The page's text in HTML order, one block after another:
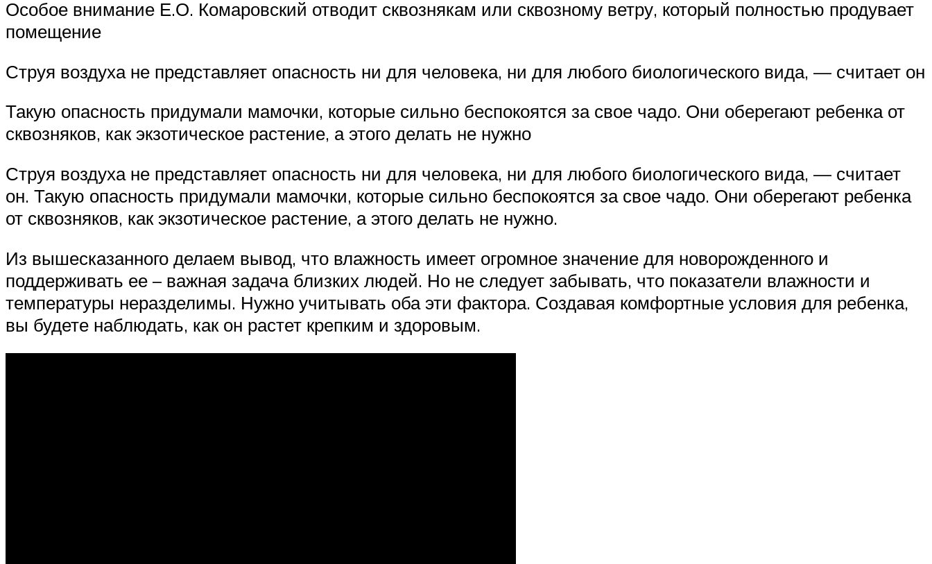
Особое внимание Е.О. Комаровский отводит сквознякам или сквозному ветру, который полностью продувает
помещение
Струя воздуха не представляет опасность ни для человека, ни для любого биологического вида, — считает он
Такую опасность придумали мамочки, которые сильно беспокоятся за свое чадо. Они оберегают ребенка от
сквозняков, как экзотическое растение, а этого делать не нужно
Струя воздуха не представляет опасность ни для человека, ни для любого биологического вида, — считает
он. Такую опасность придумали мамочки, которые сильно беспокоятся за свое чадо. Они оберегают ребенка
от сквозняков, как экзотическое растение, а этого делать не нужно.
Из вышесказанного делаем вывод, что влажность имеет огромное значение для новорожденного и
поддерживать ее – важная задача близких людей. Но не следует забывать, что показатели влажности и
температуры неразделимы. Нужно учитывать оба эти фактора. Создавая комфортные условия для ребенка,
вы будете наблюдать, как он растет крепким и здоровым.